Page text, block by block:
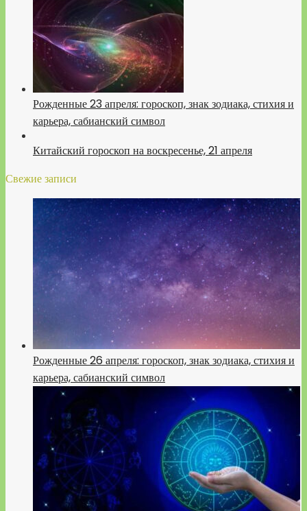
Рожденные 23 апреля: гороскоп, знак зодиака, стихия и
карьера, сабианский символ
Китайский гороскоп на воскресенье, 21 апреля
Свежие записи
Рожденные 26 апреля: гороскоп, знак зодиака, стихия и
карьера, сабианский символ